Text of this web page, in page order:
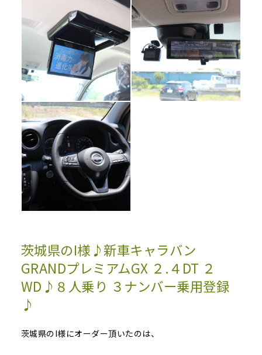
茨城県のI様♪新車キャラバン
GRANDプレミアムGX ２.４DT ２
WD♪８人乗り ３ナンバー乗用登録
♪
茨城県のI様にオーダー頂いたのは、